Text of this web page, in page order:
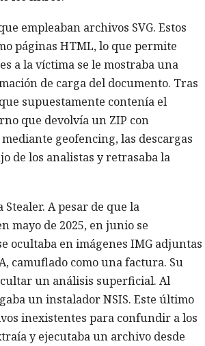
empleaban archivos SVG. Estos
páginas HTML, lo que permite
a la víctima se le mostraba una
de carga del documento. Tras
supuestamente contenía el
que devolvía un ZIP con
geofencing, las descargas
de los analistas y retrasaba la
A pesar de que la
mayo de 2025, en junio se
ocultaba en imágenes IMG adjuntas
camuflado como una factura. Su
un análisis superficial. Al
un instalador NSIS. Este último
inexistentes para confundir a los
y ejecutaba un archivo desde